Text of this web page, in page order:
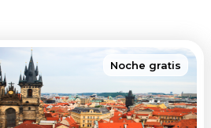
Noche gratis